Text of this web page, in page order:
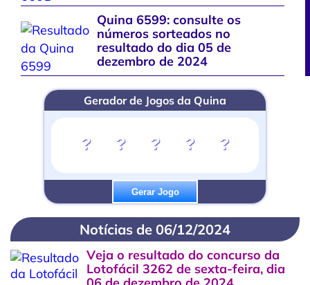
Quina 6599: consulte os
números sorteados no
resultado do dia 05 de
dezembro de 2024
Gerador de Jogos da Quina
? ? ? ? ?
Gerar Jogo
Notícias de 06/12/2024
Veja o resultado do concurso da
Lotofácil 3262 de sexta-feira, dia